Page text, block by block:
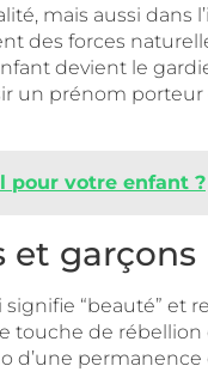
mais aussi dans
des forces
devient le
un prénom
pour votre enfant ?
et garçons
“beauté” et
touche de
d’une